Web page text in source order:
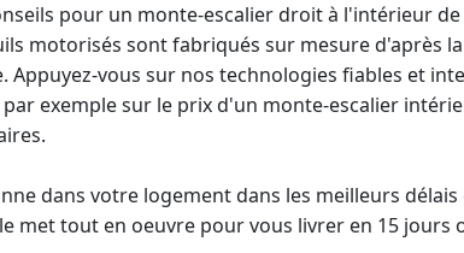
pour un monte-escalier droità l'intérieur
motorisés sont fabriqués sur mesure d'après
Appuyez-vous sur nos technologies fiables et
exemple sur le prix d'un monte-escalier
dans votre logement dans les meilleurs
met tout en oeuvre pour vous livrer en 15 jours